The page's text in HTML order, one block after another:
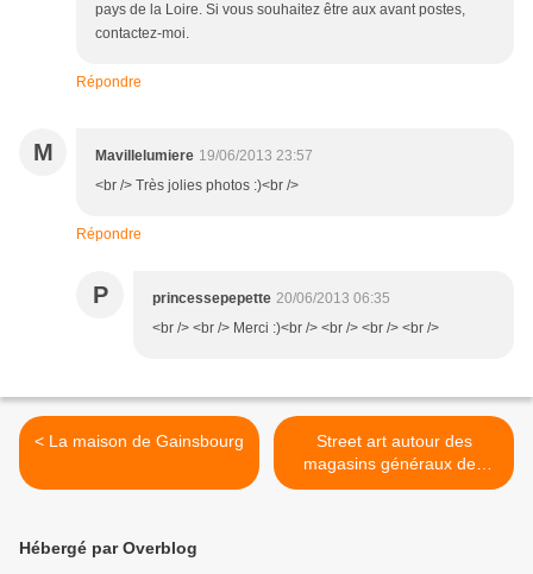
pays de la Loire. Si vous souhaitez être aux avant postes,
contactez-moi.
Répondre
M Mavillelumiere 19/06/2013 23:57
<br /> Très jolies photos :)<br />
Répondre
P princessepepette 20/06/2013 06:35
<br /> <br /> Merci :)<br /> <br /> <br /> <br />
< La maison de Gainsbourg
Street art autour des
magasins généraux des
douanes à Pantin >
Hébergé par Overblog